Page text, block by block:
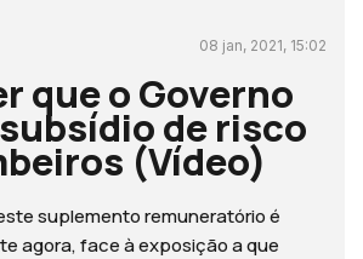
08 jan, 2021, 15:02
que o Governo
de risco
(Vídeo)
suplemento remuneratório é
agora, face à exposição a que